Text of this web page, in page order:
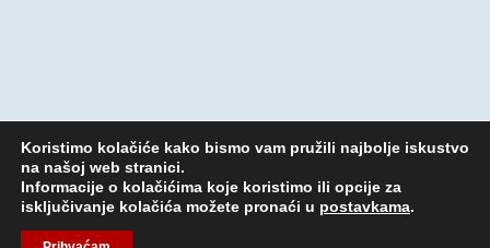
© 2020 V.I.A.-lab. Sva prava zadržana. Produkcija:
Koristimo kolačiće kako bismo vam pružili najbolje iskustvo
na našoj web stranici.
Informacije o kolačićima koje koristimo ili opcije za
isključivanje kolačića možete pronaći u postavkama.